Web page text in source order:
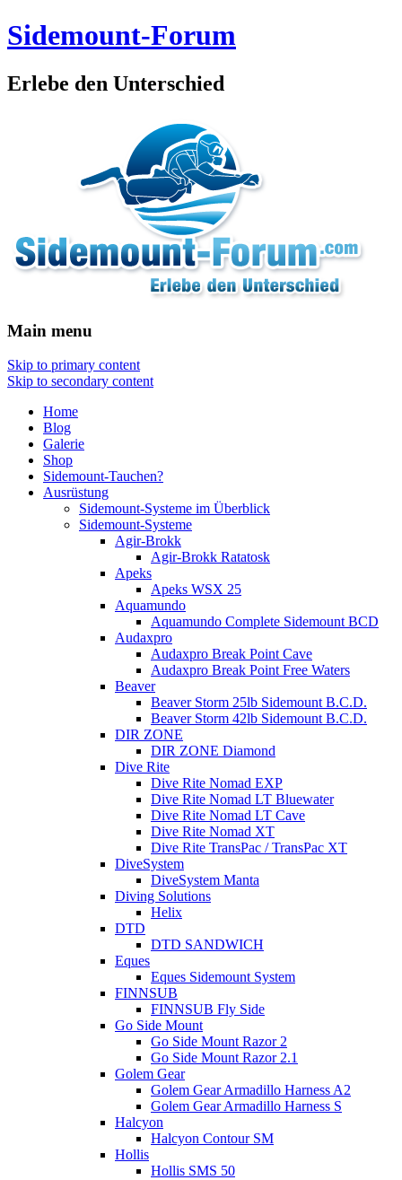
Sidemount-Forum
Erlebe den Unterschied
Main menu
Skip to primary content
Skip to secondary content
Home
Blog
Galerie
Shop
Sidemount-Tauchen?
Ausrüstung
Sidemount-Systeme im Überblick
Sidemount-Systeme
Agir-Brokk
Agir-Brokk Ratatosk
Apeks
Apeks WSX 25
Aquamundo
Aquamundo Complete Sidemount BCD
Audaxpro
Audaxpro Break Point Cave
Audaxpro Break Point Free Waters
Beaver
Beaver Storm 25lb Sidemount B.C.D.
Beaver Storm 42lb Sidemount B.C.D.
DIR ZONE
DIR ZONE Diamond
Dive Rite
Dive Rite Nomad EXP
Dive Rite Nomad LT Bluewater
Dive Rite Nomad LT Cave
Dive Rite Nomad XT
Dive Rite TransPac / TransPac XT
DiveSystem
DiveSystem Manta
Diving Solutions
Helix
DTD
DTD SANDWICH
Eques
Eques Sidemount System
FINNSUB
FINNSUB Fly Side
Go Side Mount
Go Side Mount Razor 2
Go Side Mount Razor 2.1
Golem Gear
Golem Gear Armadillo Harness A2
Golem Gear Armadillo Harness S
Halcyon
Halcyon Contour SM
Hollis
Hollis SMS 50